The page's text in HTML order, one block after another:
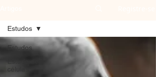
Estudos
células
Estudos